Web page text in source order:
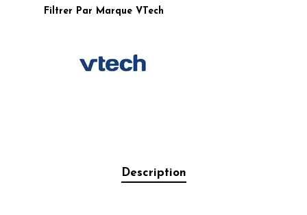
Filtrer Par Marque VTech
Description